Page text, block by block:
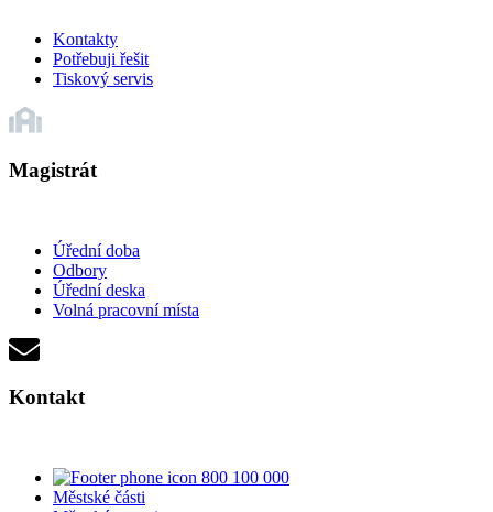
Kontakty
Potřebuji řešit
Tiskový servis
Magistrát
Úřední doba
Odbory
Úřední deska
Volná pracovní místa
Kontakt
800 100 000
Městské části